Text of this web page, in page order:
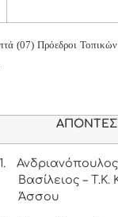
(07) Πρόεδροι
ΑΠΟΝΤΕΣ
1.
Βασίλειος – Τ.Κ.
Άσσου